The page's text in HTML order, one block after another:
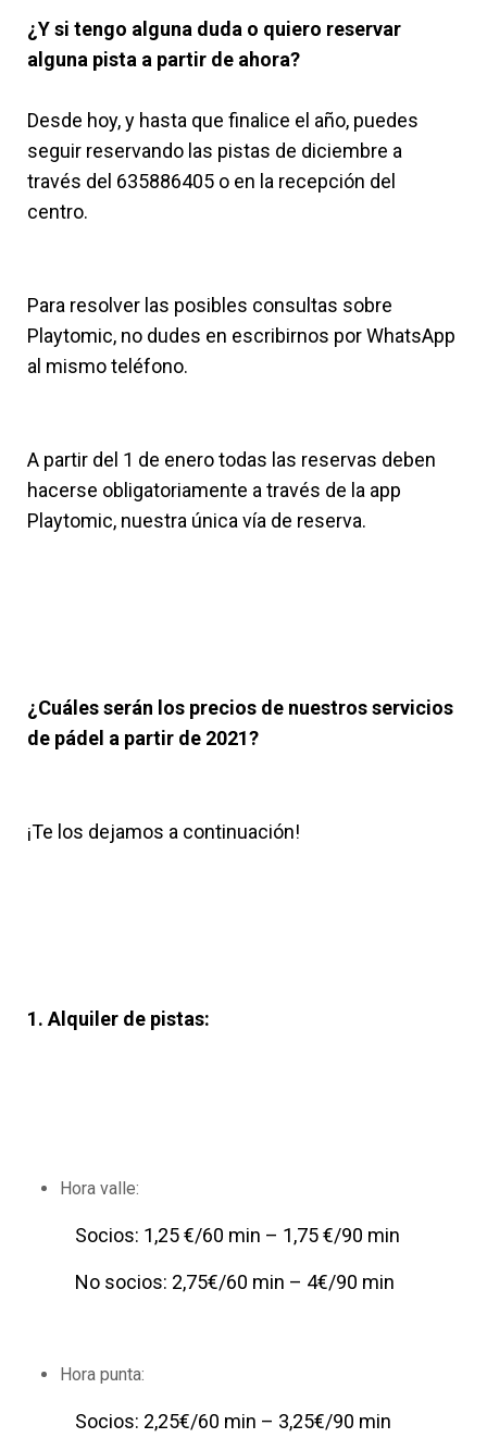
¿Y si tengo alguna duda o quiero reservar
alguna pista a partir de ahora?
Desde hoy, y hasta que finalice el año, puedes
seguir reservando las pistas de diciembre a
través del 635886405 o en la recepción del
centro.
Para resolver las posibles consultas sobre
Playtomic, no dudes en escribirnos por WhatsApp
al mismo teléfono.
A partir del 1 de enero todas las reservas deben
hacerse obligatoriamente a través de la app
Playtomic, nuestra única vía de reserva.
¿Cuáles serán los precios de nuestros servicios
de pádel a partir de 2021?
¡Te los dejamos a continuación!
1. Alquiler de pistas:
Hora valle:
Socios: 1,25 €/60 min – 1,75 €/90 min
No socios: 2,75€/60 min – 4€/90 min
Hora punta:
Socios: 2,25€/60 min – 3,25€/90 min